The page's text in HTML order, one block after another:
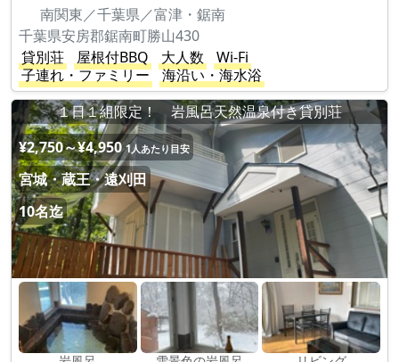
南関東／千葉県／富津・鋸南
千葉県安房郡鋸南町勝山430
貸別荘
屋根付BBQ 大人数
Wi-Fi
子連れ・ファミリー
海沿い・海水浴
１日１組限定！ 岩風呂天然温泉付き貸別荘
¥2,750～¥4,950 1人あたり目安
宮城・蔵王・遠刈田
10名迄